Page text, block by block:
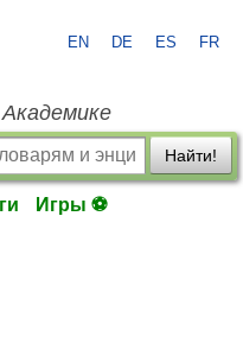
EN DE ES FR
Найти!
Игры ⚽